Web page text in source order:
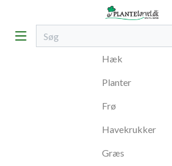
Hæk
Planter
Frø
Havekrukker
Græs